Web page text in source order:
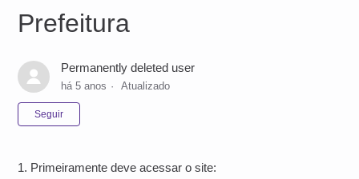
Prefeitura
Permanently deleted user
há 5 anos Atualizado
Seguir
1. Primeiramente deve acessar o site: